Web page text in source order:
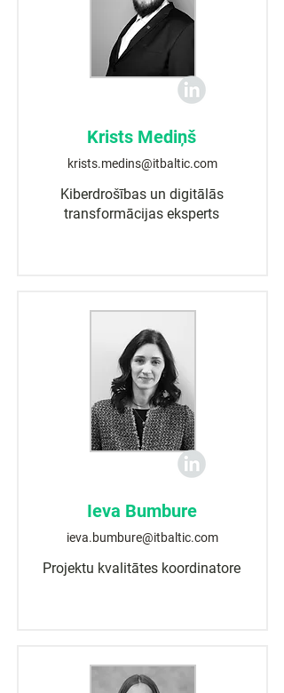
Krists Mediņš
krists.medins@itbaltic.com
Kiberdrošības un digitālās
transformācijas eksperts
Ieva Bumbure
ieva.bumbure@itbaltic.com
Projektu kvalitātes koordinatore